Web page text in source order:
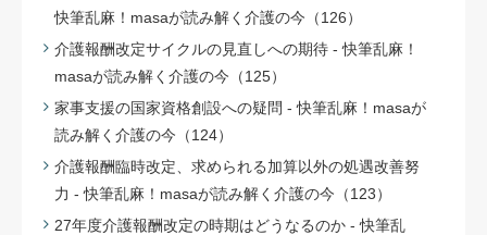
快筆乱麻！masaが読み解く介護の今（126）
介護報酬改定サイクルの見直しへの期待 - 快筆乱麻！
masaが読み解く介護の今（125）
家事支援の国家資格創設への疑問 - 快筆乱麻！masaが
読み解く介護の今（124）
介護報酬臨時改定、求められる加算以外の処遇改善努
力 - 快筆乱麻！masaが読み解く介護の今（123）
27年度介護報酬改定の時期はどうなるのか - 快筆乱